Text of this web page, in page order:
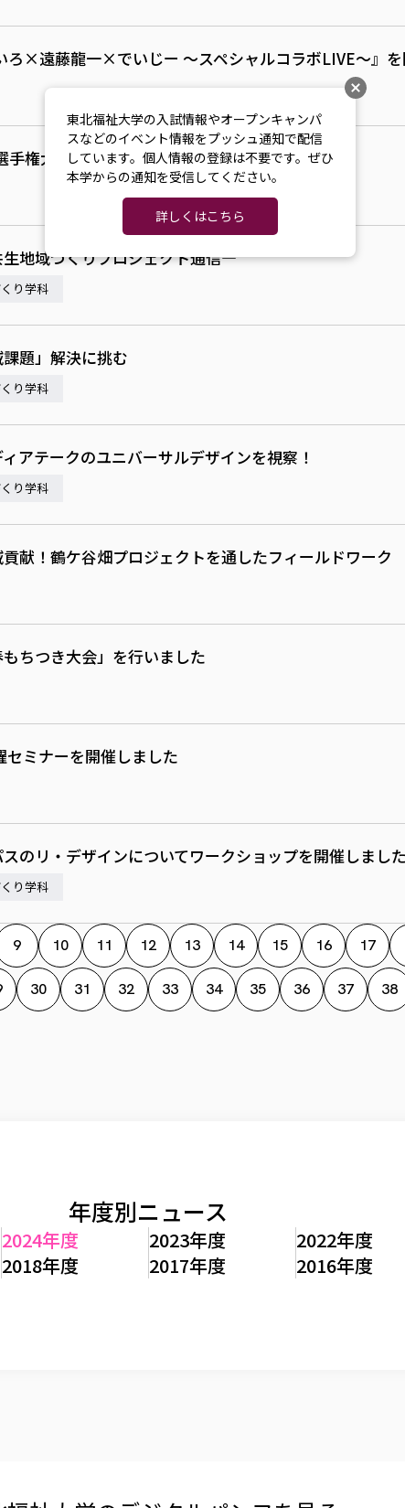
×遠藤龍一×でいじー ～スペシャルコラボLIVE～』
手権大会（一般の部）
地域づくりプロジェクト通信—
り学科
題」解決に挑む
り学科
アテークのユニバーサルデザインを視察！
り学科
献！鶴ケ谷畑プロジェクトを通したフィールドワーク
ちつき大会」を行いました
セミナーを開催しました
のリ・デザインについてワークショップを開催しまし
り学科
9 10 11 12 13 14 15 16 17
30 31 32 33 34 35 36 37 38
年度別ニュース
2024年度 2023年度
2022年度
2018年度 2017年度 2016年度
東北福祉大学の入試情報やオープンキャンパ
スなどのイベント情報をプッシュ通知で配信
しています。個人情報の登録は不要です。ぜひ
本学からの通知を受信してください。
詳しくはこちら